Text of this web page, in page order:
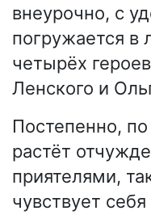
внеурочно, с
погружается в
четырёх
Ленского и
Постепенно,
растёт
приятелями,
чувствует